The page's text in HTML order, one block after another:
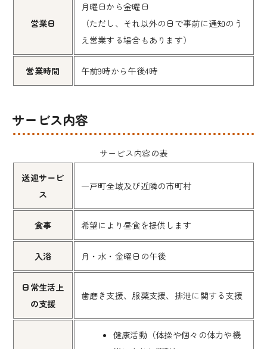
営業日
月曜日から金曜日
（ただし、それ以外の日で事前に通知のう
え営業する場合もあります）
営業時間 午前9時から午後4時
サービス内容
サービス内容の表
送迎サービ
ス
一戸町全域及び近隣の市町村
食事 希望により昼食を提供します
入浴 月・水・金曜日の午後
日常生活上
の支援
歯磨き支援、服薬支援、排泄に関する支援
健康活動（体操や個々の体力や機